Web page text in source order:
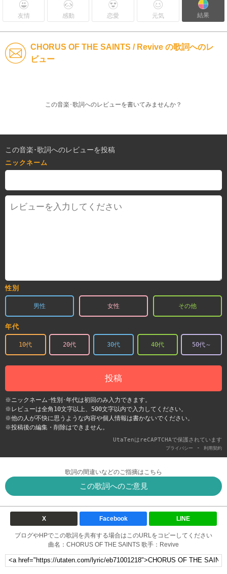
友情 感動 恋愛 元気 結果
CHORUS OF THE SAINTS / Revive の歌詞へのレ
ビュー
この音楽･歌詞へのレビューを書いてみませんか？
この音楽･歌詞へのレビューを投稿
ニックネーム
性別
男性 女性 その他
年代
10代 20代 30代 40代 50代～
投稿
※ニックネーム･性別･年代は初回のみ入力できます。
※レビューは全角10文字以上、500文字以内で入力してください。
※他の人が不快に思うような内容や個人情報は書かないでください。
※投稿後の編集・削除はできません。
UtaTenはreCAPTCHAで保護されています
プライバシー - 利用契約
歌詞の間違いなどのご指摘はこちら
この歌詞へのご意見
X Facebook LINE
ブログやHPでこの歌詞を共有する場合はこのURLをコピーしてください
曲名：CHORUS OF THE SAINTS 歌手：Revive